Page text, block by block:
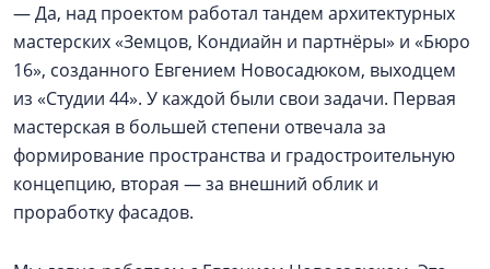
— Да, над проектом работал тандем архитектурных
мастерских «Земцов, Кондиайн и партнёры» и «Бюро
16», созданного Евгением Новосадюком, выходцем
из «Студии 44». У каждой были свои задачи. Первая
мастерская в большей степени отвечала за
формирование пространства и градостроительную
концепцию, вторая — за внешний облик и
проработку фасадов.